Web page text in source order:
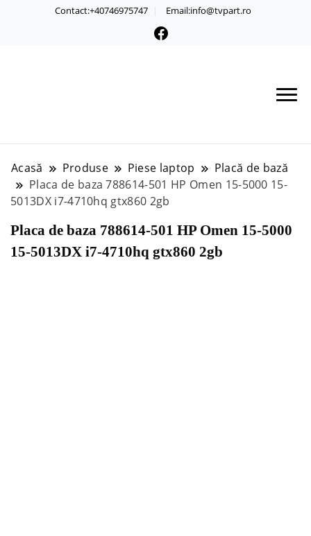
Contact:+40746975747 Email:info@tvpart.ro
Acasă Produse Piese laptop
Placă de bază
Placa de baza 788614-501 HP Omen 15-5000 15-
5013DX i7-4710hq gtx860 2gb
Placa de baza 788614-501 HP Omen 15-5000
15-5013DX i7-4710hq gtx860 2gb